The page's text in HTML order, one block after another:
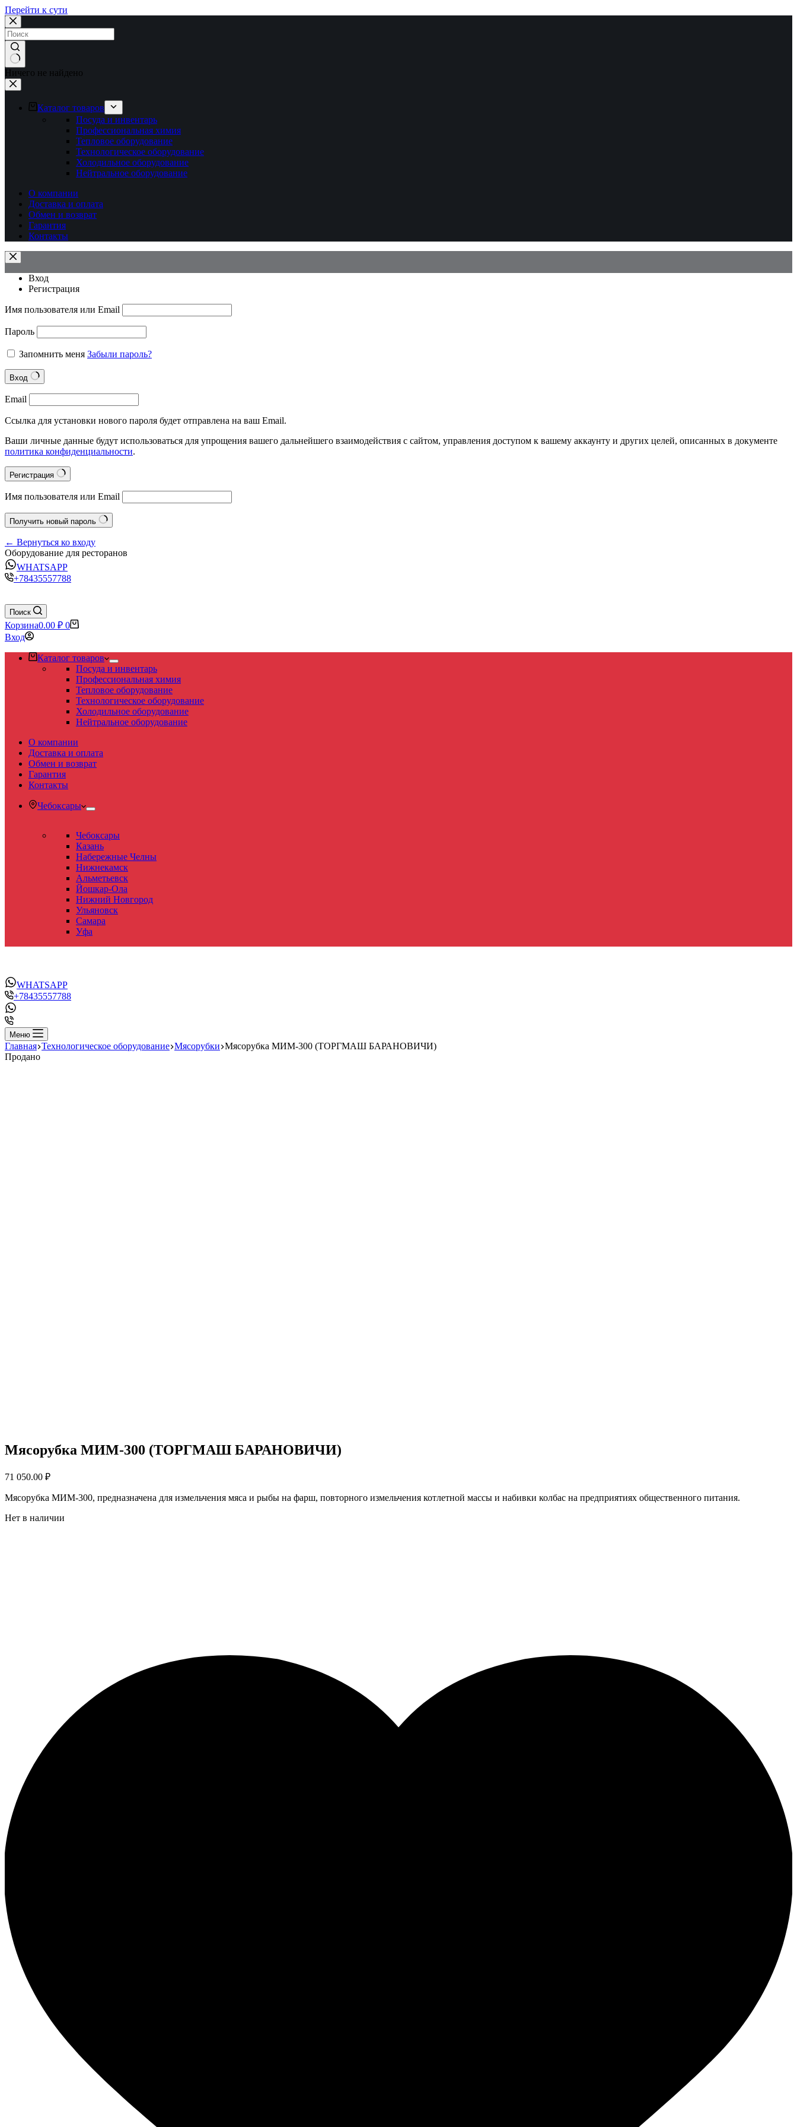
Перейти к сути
Ничего не найдено
Каталог товаров
Посуда и инвентарь
Профессиональная химия
Тепловое оборудование
Технологическое оборудование
Холодильное оборудование
Нейтральное оборудование
О компании
Доставка и оплата
Обмен и возврат
Гарантия
Контакты
Вход
Регистрация
Имя пользователя или Email
Пароль
Запомнить меня Забыли пароль?
Вход
Email
Ссылка для установки нового пароля будет отправлена на ваш Email.
Ваши личные данные будут использоваться для упрощения вашего дальнейшего взаимодействия с сайтом, управления доступом к вашему аккаунту и других целей, описанных в документе
политика конфиденциальности.
Регистрация
Имя пользователя или Email
Получить новый пароль
← Вернуться ко входу
Оборудование для ресторанов
WHATSAPP
+78435557788
Поиск
Корзина0.00 ₽ 0
Вход
Каталог товаров
Посуда и инвентарь
Профессиональная химия
Тепловое оборудование
Технологическое оборудование
Холодильное оборудование
Нейтральное оборудование
О компании
Доставка и оплата
Обмен и возврат
Гарантия
Контакты
Чебоксары
Чебоксары
Казань
Набережные Челны
Нижнекамск
Альметьевск
Йошкар-Ола
Нижний Новгород
Ульяновск
Самара
Уфа
WHATSAPP
+78435557788
Меню
Главная Технологическое оборудование Мясорубки Мясорубка МИМ-300 (ТОРГМАШ БАРАНОВИЧИ)
Продано
Мясорубка МИМ-300 (ТОРГМАШ БАРАНОВИЧИ)
71 050.00 ₽
Мясорубка МИМ-300, предназначена для измельчения мяса и рыбы на фарш, повторного измельчения котлетной массы и набивки колбас на предприятиях общественного питания.
Нет в наличии